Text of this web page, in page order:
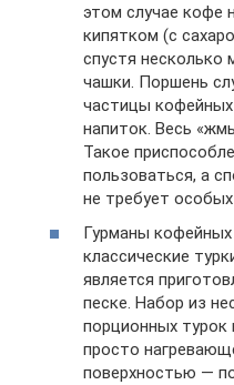
этом случае кофе
кипятком (с
спустя несколько
чашки. Поршень
частицы
напиток. Весь
Такое
пользоваться, а
не требует
Гурманы
классические
является
песке. Набор из
порционных турок
просто
поверхностью —